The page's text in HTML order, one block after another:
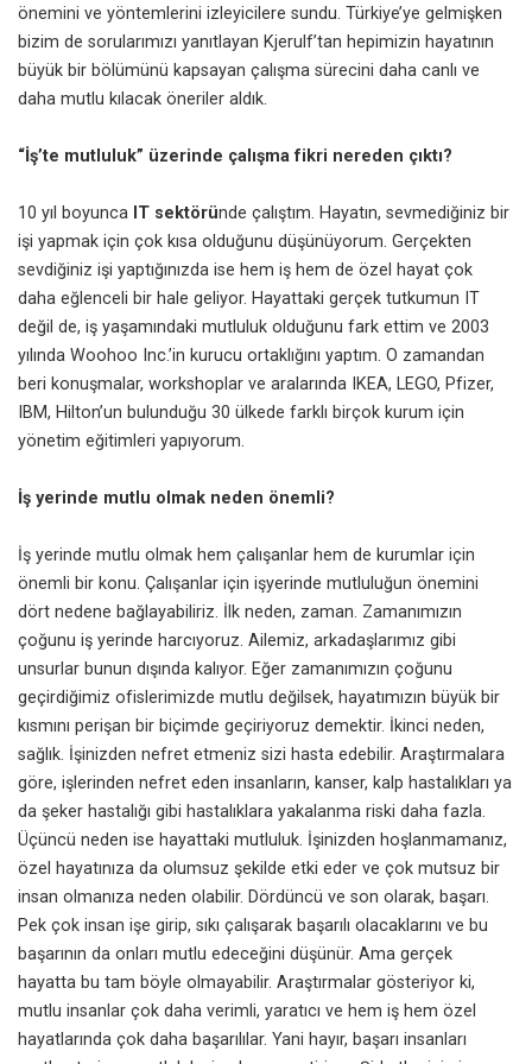
önemini ve yöntemlerini izleyicilere sundu. Türkiye’ye gelmişken
bizim de sorularımızı yanıtlayan Kjerulf’tan hepimizin hayatının
büyük bir bölümünü kapsayan çalışma sürecini daha canlı ve
daha mutlu kılacak öneriler aldık.
“İş’te mutluluk” üzerinde çalışma fikri nereden çıktı?
10 yıl boyunca IT sektöründe çalıştım. Hayatın, sevmediğiniz bir
işi yapmak için çok kısa olduğunu düşünüyorum. Gerçekten
sevdiğiniz işi yaptığınızda ise hem iş hem de özel hayat çok
daha eğlenceli bir hale geliyor. Hayattaki gerçek tutkumun IT
değil de, iş yaşamındaki mutluluk olduğunu fark ettim ve 2003
yılında Woohoo Inc.’in kurucu ortaklığını yaptım. O zamandan
beri konuşmalar, workshoplar ve aralarında IKEA, LEGO, Pfizer,
IBM, Hilton’un bulunduğu 30 ülkede farklı birçok kurum için
yönetim eğitimleri yapıyorum.
İş yerinde mutlu olmak neden önemli?
İş yerinde mutlu olmak hem çalışanlar hem de kurumlar için
önemli bir konu. Çalışanlar için işyerinde mutluluğun önemini
dört nedene bağlayabiliriz. İlk neden, zaman. Zamanımızın
çoğunu iş yerinde harcıyoruz. Ailemiz, arkadaşlarımız gibi
unsurlar bunun dışında kalıyor. Eğer zamanımızın çoğunu
geçirdiğimiz ofislerimizde mutlu değilsek, hayatımızın büyük bir
kısmını perişan bir biçimde geçiriyoruz demektir. İkinci neden,
sağlık. İşinizden nefret etmeniz sizi hasta edebilir. Araştırmalara
göre, işlerinden nefret eden insanların, kanser, kalp hastalıkları ya
da şeker hastalığı gibi hastalıklara yakalanma riski daha fazla.
Üçüncü neden ise hayattaki mutluluk. İşinizden hoşlanmamanız,
özel hayatınıza da olumsuz şekilde etki eder ve çok mutsuz bir
insan olmanıza neden olabilir. Dördüncü ve son olarak, başarı.
Pek çok insan işe girip, sıkı çalışarak başarılı olacaklarını ve bu
başarının da onları mutlu edeceğini düşünür. Ama gerçek
hayatta bu tam böyle olmayabilir. Araştırmalar gösteriyor ki,
mutlu insanlar çok daha verimli, yaratıcı ve hem iş hem özel
hayatlarında çok daha başarılılar. Yani hayır, başarı insanları